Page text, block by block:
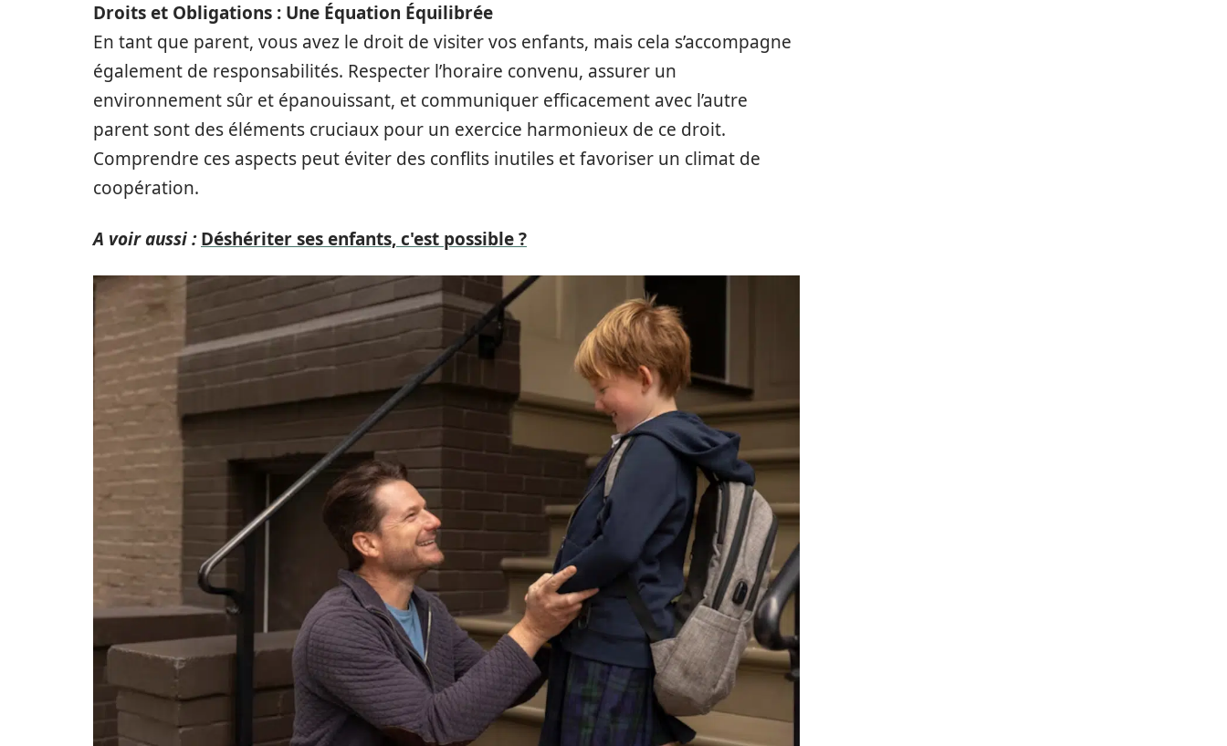
Droits et Obligations : Une Équation Équilibrée
En tant que parent, vous avez le droit de visiter vos enfants, mais cela s’accompagne
également de responsabilités. Respecter l’horaire convenu, assurer un
environnement sûr et épanouissant, et communiquer efficacement avec l’autre
parent sont des éléments cruciaux pour un exercice harmonieux de ce droit.
Comprendre ces aspects peut éviter des conflits inutiles et favoriser un climat de
coopération.
A voir aussi : Déshériter ses enfants, c'est possible ?